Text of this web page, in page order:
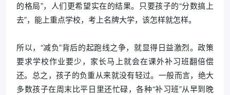
的格局”，人们更希望实在的结果。只要孩子的“分数搞上
去”，能上重点学校，考上名牌大学，该怎样就怎样。
所以，“减负”背后的起跑线之争，就显得日益激烈。政策
要求学校作业要少，家长马上就会在课外补习班翻倍偿
还。总之，孩子的负重从来就没有轻过。一般而言，绝大
多数孩子在周末比平日里还忙碌，各种“补习班”从早到晚